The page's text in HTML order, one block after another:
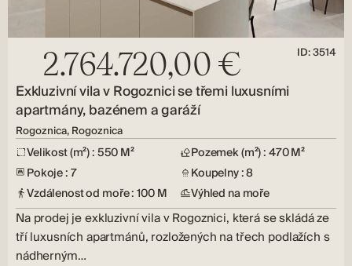
2.764.720,00 € ID: 3514
Exkluzivní vila v Rogoznici se třemi luxusními
apartmány, bazénem a garáží
Rogoznica, Rogoznica
Velikost (m²) : 550 M²
Pozemek (m²) : 470 M²
Pokoje : 7
Koupelny : 8
Vzdálenost od moře : 100 M
Výhled na moře
Na prodej je exkluzivní vila v Rogoznici, která se skládá ze
tří luxusních apartmánů, rozložených na třech podlažích s
nádherným…